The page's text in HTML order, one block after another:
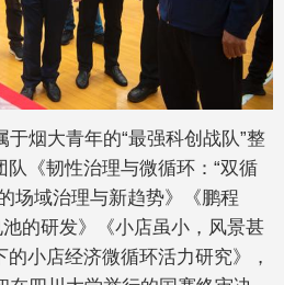
烟大青年的“最强科创战队”整
《韧性治理与微循环：“双循
场域治理与新趋势》《鹏程
的研发》《小店虽小，风景甚
小店经济微循环活力研究》，